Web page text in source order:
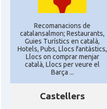
Recomanacions de
catalansalmon; Restaurants,
Guies Turístics en català,
Hotels, Pubs, Llocs fantàstics,
Llocs on comprar menjar
català, Llocs per veure el
Barça ...
Castellers